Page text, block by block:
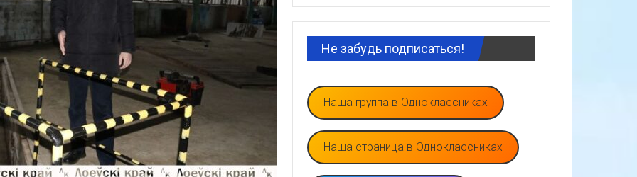
Не забудь подписаться!
Наша группа в Одноклассниках
Наша страница в Одноклассниках